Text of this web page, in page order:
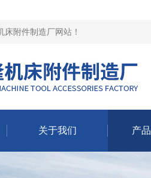
床附件制造厂网站 ！
关于我们 产